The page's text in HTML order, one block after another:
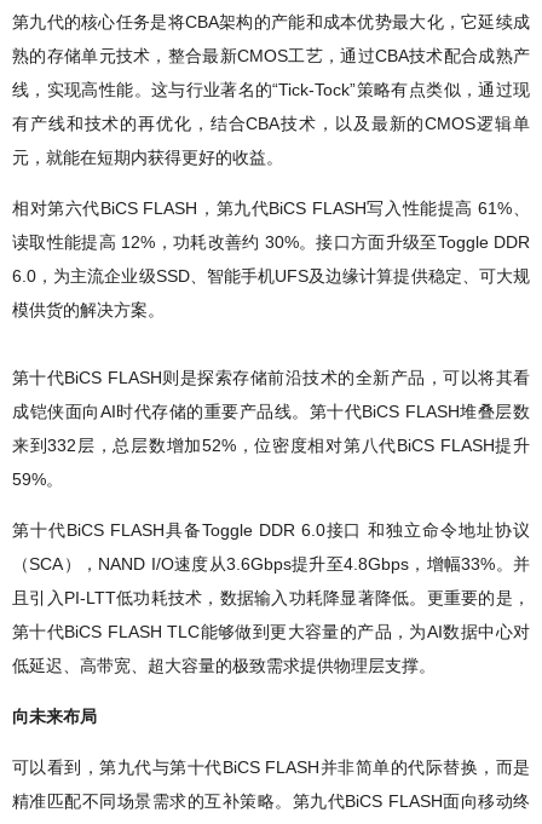
第九代的核心任务是将CBA架构的产能和成本优势最大化，它延续成
熟的存储单元技术，整合最新CMOS工艺，通过CBA技术配合成熟产
线，实现高性能。这与行业著名的“Tick-Tock”策略有点类似，通过现
有产线和技术的再优化，结合CBA技术，以及最新的CMOS逻辑单
元，就能在短期内获得更好的收益。
相对第六代BiCS FLASH，第九代BiCS FLASH写入性能提高 61%、
读取性能提高 12%，功耗改善约 30%。接口方面升级至Toggle DDR
6.0，为主流企业级SSD、智能手机UFS及边缘计算提供稳定、可大规
模供货的解决方案。
第十代BiCS FLASH则是探索存储前沿技术的全新产品，可以将其看
成铠侠面向AI时代存储的重要产品线。第十代BiCS FLASH堆叠层数
来到332层，总层数增加52%，位密度相对第八代BiCS FLASH提升
59%。
第十代BiCS FLASH具备Toggle DDR 6.0接口 和独立命令地址协议
（SCA），NAND I/O速度从3.6Gbps提升至4.8Gbps，增幅33%。并
且引入PI-LTT低功耗技术，数据输入功耗降显著降低。更重要的是，
第十代BiCS FLASH TLC能够做到更大容量的产品，为AI数据中心对
低延迟、高带宽、超大容量的极致需求提供物理层支撑。
向未来布局
可以看到，第九代与第十代BiCS FLASH并非简单的代际替换，而是
精准匹配不同场景需求的互补策略。第九代BiCS FLASH面向移动终